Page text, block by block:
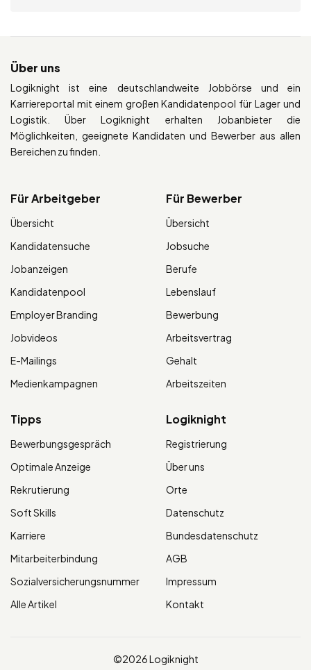
Über uns
Logiknight ist eine deutschlandweite Jobbörse und ein
Karriereportal mit einem großen Kandidatenpool für Lager und
Logistik. Über Logiknight erhalten Jobanbieter die
Möglichkeiten, geeignete Kandidaten und Bewerber aus allen
Bereichen zu finden.
Für Arbeitgeber
Übersicht
Kandidatensuche
Jobanzeigen
Kandidatenpool
Employer Branding
Jobvideos
E-Mailings
Medienkampagnen
Für Bewerber
Übersicht
Jobsuche
Berufe
Lebenslauf
Bewerbung
Arbeitsvertrag
Gehalt
Arbeitszeiten
Tipps
Bewerbungsgespräch
Optimale Anzeige
Rekrutierung
Soft Skills
Karriere
Mitarbeiterbindung
Sozialversicherungsnummer
Alle Artikel
Logiknight
Registrierung
Über uns
Orte
Datenschutz
Bundesdatenschutz
AGB
Impressum
Kontakt
©2026 Logiknight